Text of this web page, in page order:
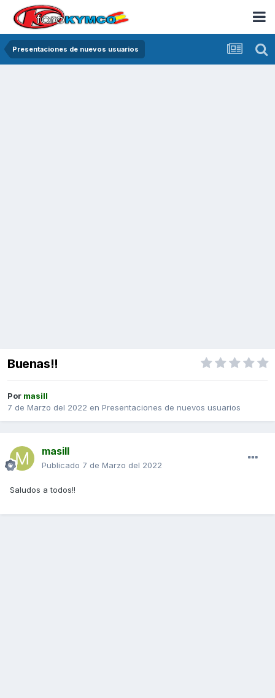
Presentaciones de nuevos usuarios
Buenas!!
Por masill
7 de Marzo del 2022 en Presentaciones de nuevos usuarios
masill
Publicado 7 de Marzo del 2022
Saludos a todos!!